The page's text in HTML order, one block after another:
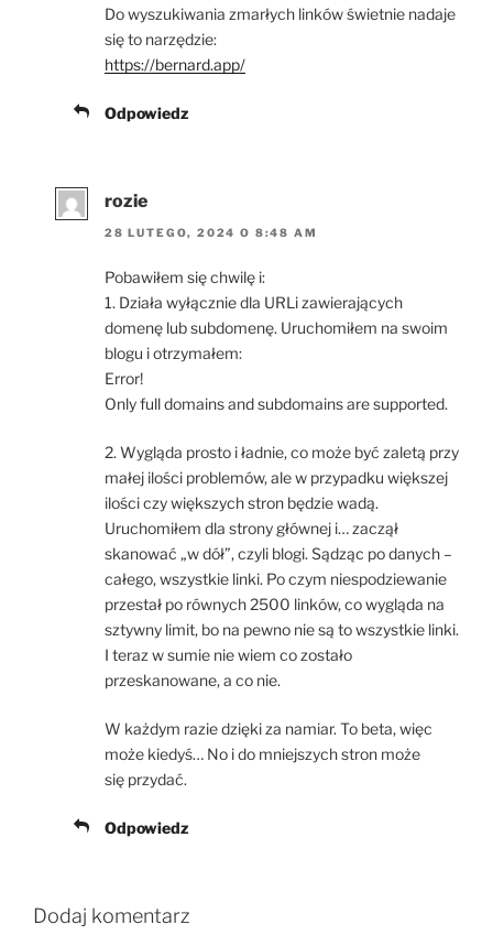
Do wyszukiwania zmarłych linków świetnie nadaje
się to narzędzie:
https://bernard.app/
Odpowiedz
rozie
28 LUTEGO, 2024 O 8:48 AM
Pobawiłem się chwilę i:
1. Działa wyłącznie dla URLi zawierających
domenę lub subdomenę. Uruchomiłem na swoim
blogu i otrzymałem:
Error!
Only full domains and subdomains are supported.
2. Wygląda prosto i ładnie, co może być zaletą przy
małej ilości problemów, ale w przypadku większej
ilości czy większych stron będzie wadą.
Uruchomiłem dla strony głównej i… zaczął
skanować „w dół”, czyli blogi. Sądząc po danych –
całego, wszystkie linki. Po czym niespodziewanie
przestał po równych 2500 linków, co wygląda na
sztywny limit, bo na pewno nie są to wszystkie linki.
I teraz w sumie nie wiem co zostało
przeskanowane, a co nie.
W każdym razie dzięki za namiar. To beta, więc
może kiedyś… No i do mniejszych stron może
się przydać.
Odpowiedz
Dodaj komentarz